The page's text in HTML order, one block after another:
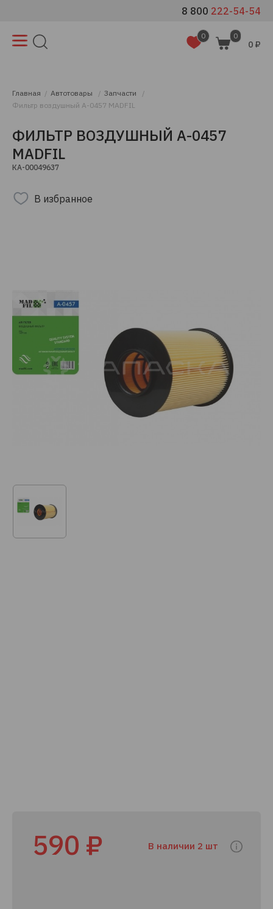
8 800 222-54-54
0 0
0 ₽
Главная Автотовары
Запчасти
Фильтр воздушный A-0457 MADFIL
ФИЛЬТР ВОЗДУШНЫЙ A-0457
MADFIL
КА-00049637
В избранное
590 ₽ В наличии 2 шт